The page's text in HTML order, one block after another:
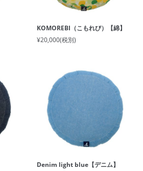
KOMOREBI（こもれび）【綿】
¥20,000(税別)
Denim light blue【デニム】